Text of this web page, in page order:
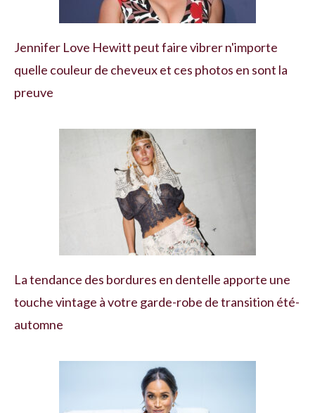
Jennifer Love Hewitt peut faire vibrer n'importe
quelle couleur de cheveux et ces photos en sont la
preuve
La tendance des bordures en dentelle apporte une
touche vintage à votre garde-robe de transition été-
automne